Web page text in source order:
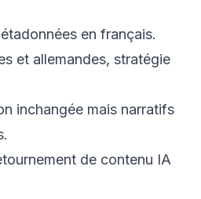
en français.
et allemandes, stratégie
inchangée mais narratifs
de contenu IA